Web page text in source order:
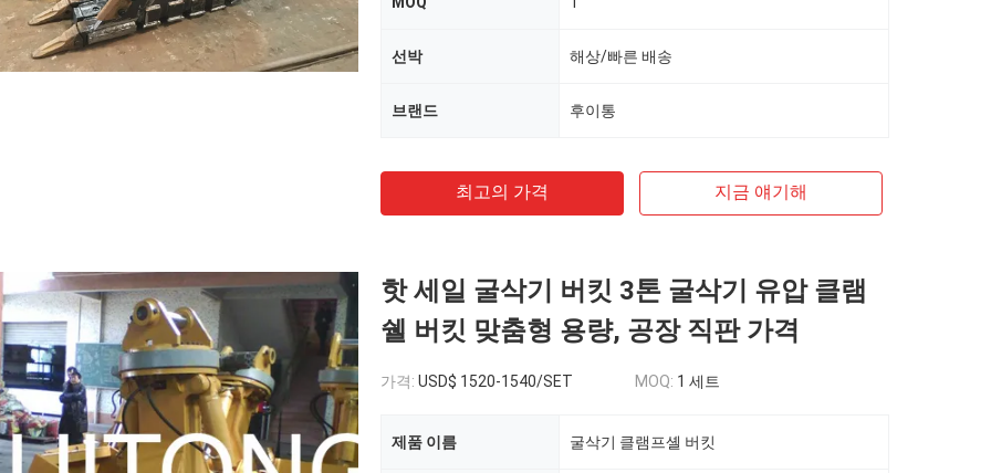
선박 해상/빠른 배송
브랜드 후이통
최고의 가격 지금 얘기해
핫 세일 굴삭기 버킷 3톤 굴삭기 유압 클램
쉘 버킷 맞춤형 용량, 공장 직판 가격
가격: USD$ 1520-1540/SET MOQ: 1 세트
제품 이름 굴삭기 클램프셸 버킷